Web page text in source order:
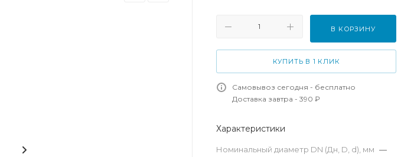
В КОРЗИНУ
КУПИТЬ В 1 КЛИК
Самовывоз сегодня - бесплатно
Доставка завтра - 390 ₽
Характеристики
Номинальный диаметр DN (Дн, D, d), мм —